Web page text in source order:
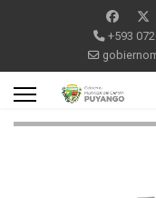
+593